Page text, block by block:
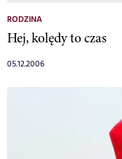
RODZINA
Hej, kolędy to czas
05.12.2006